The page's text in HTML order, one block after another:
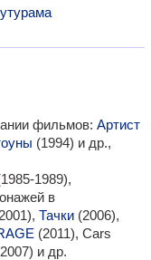
фильмов: Артист
(1994) и др.,
1989),
в
Тачки (2006),
(2011), Cars
и др.